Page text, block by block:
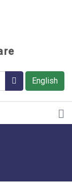
English
Rechercher